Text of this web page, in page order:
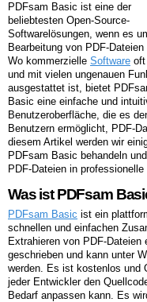
PDFsam Basic ist eine der
beliebtesten Open-Source-
Softwarelösungen, wenn es
Bearbeitung von PDF-Dateien
Wo kommerzielle Software oft
und mit vielen ungenauen
ausgestattet ist, bietet
Basic eine einfache und
Benutzeroberfläche, die es
Benutzern ermöglicht, PDF-
diesem Artikel werden wir
PDFsam Basic behandeln
PDF-Dateien in
Was ist PDFsam
PDFsam Basic ist ein
schnellen und einfachen
Extrahieren von PDF-
geschrieben und kann unter
werden. Es ist kostenlos und
jeder Entwickler den
Bedarf anpassen kann. Es